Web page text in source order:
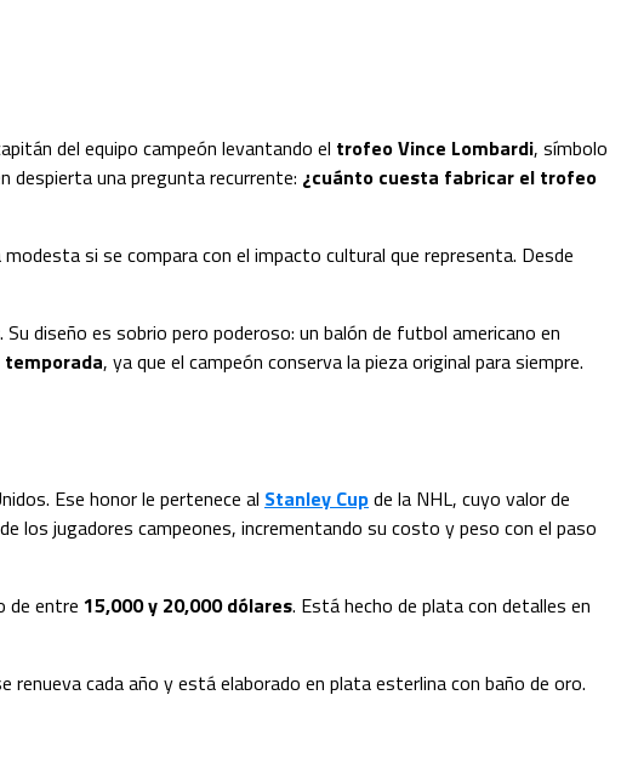
del equipo campeón levantando el trofeo Vince Lombardi, símbolo
despierta una pregunta recurrente: ¿cuánto cuesta fabricar el trofeo
si se compara con el impacto cultural que representa. Desde
. Su diseño es sobrio pero poderoso: un balón de futbol americano en
, ya que el campeón conserva la pieza original para siempre.
Ese honor le pertenece al Stanley Cupde la NHL, cuyo valor de
los jugadores campeones, incrementando su costo y peso con el paso
de entre 15,000 y 20,000 dólares. Está hecho de plata con detalles en
renueva cada año y está elaborado en plata esterlina con baño de oro.